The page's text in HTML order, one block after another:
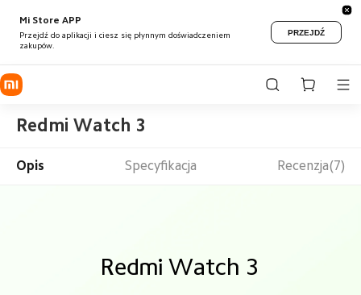
Mi Store APP
Przejdź do aplikacji i ciesz się płynnym doświadczeniem
zakupów.
PRZEJDŹ
Redmi Watch 3
Opis Specyfikacja Recenzja(7)
Redmi Watch 3